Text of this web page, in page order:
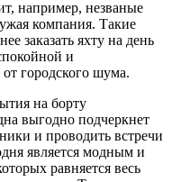
например, незваные
компания. Такие
заказать яхту на день
и
городского шума.
на борту
выгодно подчеркнет
и проводить встречи
является модным и
равняется весь